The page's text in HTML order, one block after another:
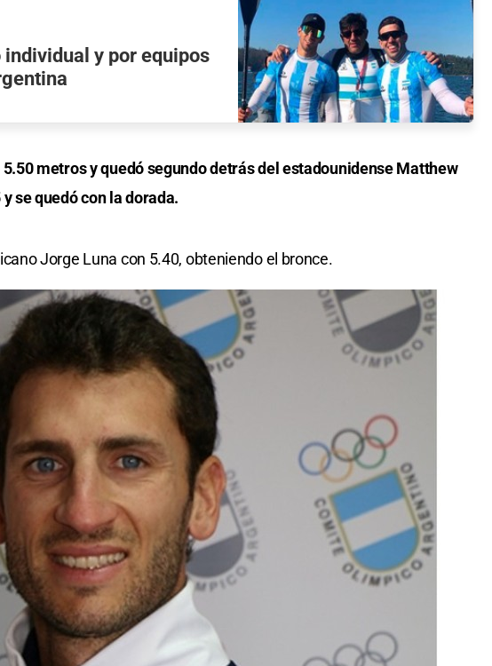
y por equipos
5.50 metros y quedó segundo detrás del estadounidense Matthew
se quedó con la dorada.
Jorge Luna con 5.40, obteniendo el bronce.